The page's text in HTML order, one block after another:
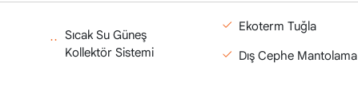
Sıcak Su Güneş
Kollektör Sistemi
Ekoterm Tuğla
Dış Cephe Mantolama